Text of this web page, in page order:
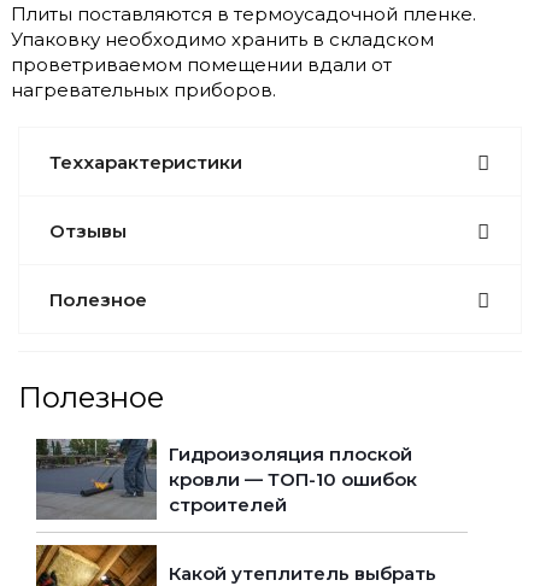
Плиты поставляются в термоусадочной пленке.
Упаковку необходимо хранить в складском
проветриваемом помещении вдали от
нагревательных приборов.
Теххарактеристики
Отзывы
Полезное
Полезное
Гидроизоляция плоской
кровли — ТОП-10 ошибок
строителей
Какой утеплитель выбрать